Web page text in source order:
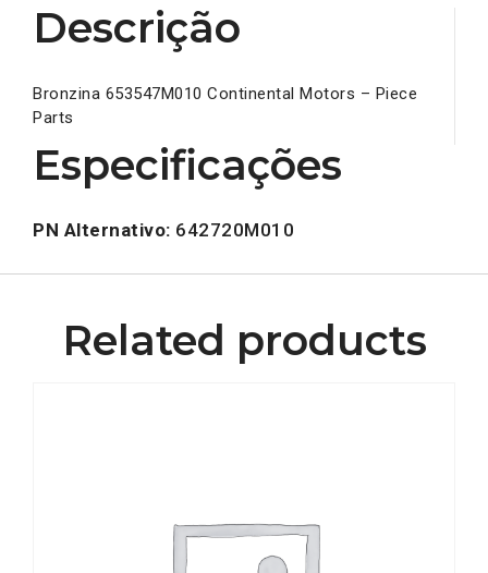
Descrição
Bronzina 653547M010 Continental Motors – Piece
Parts
Especificações
PN Alternativo: 642720M010
Related products